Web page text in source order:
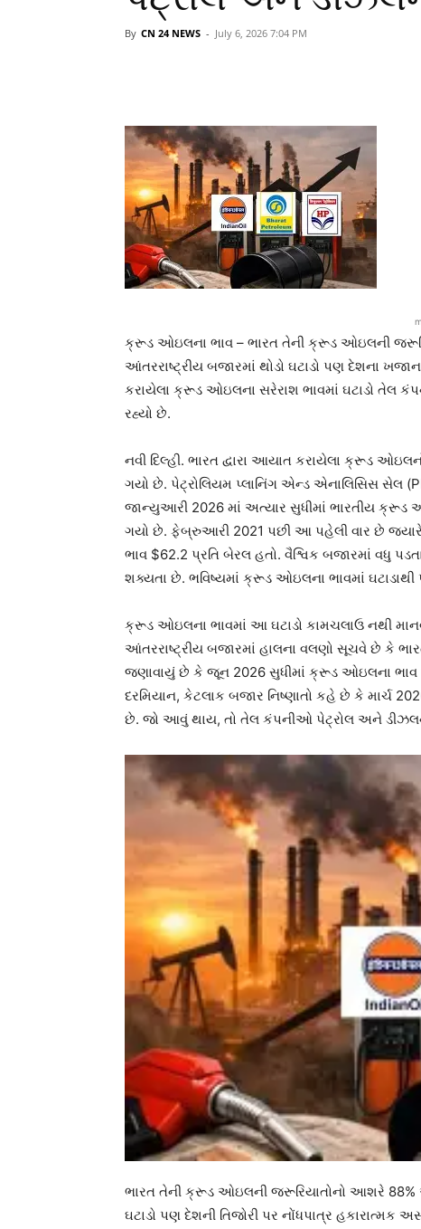
By CN 24 NEWS - July 6, 2026 7:04 PM
ક્રૂડ ઓઇલના ભાવ – ભારત તેની ક્રૂડ ઓઇલની
આંતરરાષ્ટ્રીય બજારમાં થોડો ઘટાડો પણ દેશના
કરાયેલા ક્રૂડ ઓઇલના સરેરાશ ભાવમાં ઘટાડો તેલ
રહ્યો છે.
નવી દિલ્હી. ભારત દ્વારા આયાત કરાયેલા ક્રૂડ
ગયો છે. પેટ્રોલિયમ પ્લાનિંગ એન્ડ એનાલિસિસ સેલ
જાન્યુઆરી 2026 માં અત્યાર સુધીમાં ભારતીય ક્રૂડ
ગયો છે. ફેબ્રુઆરી 2021 પછી આ પહેલી વાર છે
ભાવ $62.2 પ્રતિ બેરલ હતો. વૈશ્વિક બજારમાં વધુ
શક્યતા છે. ભવિષ્યમાં ક્રૂડ ઓઇલના ભાવમાં ઘટાડાથી
ક્રૂડ ઓઇલના ભાવમાં આ ઘટાડો કામચલાઉ નથી
આંતરરાષ્ટ્રીય બજારમાં હાલના વલણો સૂચવે છે કે
જણાવાયું છે કે જૂન 2026 સુધીમાં ક્રૂડ ઓઇલના
દરમિયાન, કેટલાક બજાર નિષ્ણાતો કહે છે કે માર્ચ
છે. જો આવું થાય, તો તેલ કંપનીઓ પેટ્રોલ અને
ભારત તેની ક્રૂડ ઓઇલની જરૂરિયાતોનો આશરે 88%
ઘટાડો પણ દેશની તિજોરી પર નોંધપાત્ર